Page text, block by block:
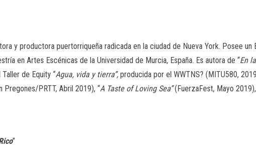
y productora puertorriqueña radicada en la ciudad de Nueva York. Posee
en Artes Escénicas de la Universidad de Murcia, España. Es autora de “En
de Equity “Agua, vida y tierra”, producida por el WWTNS? (MITU580,
PRTT, Abril 2019), “A Taste of Loving Sea”(FuerzaFest, Mayo
”